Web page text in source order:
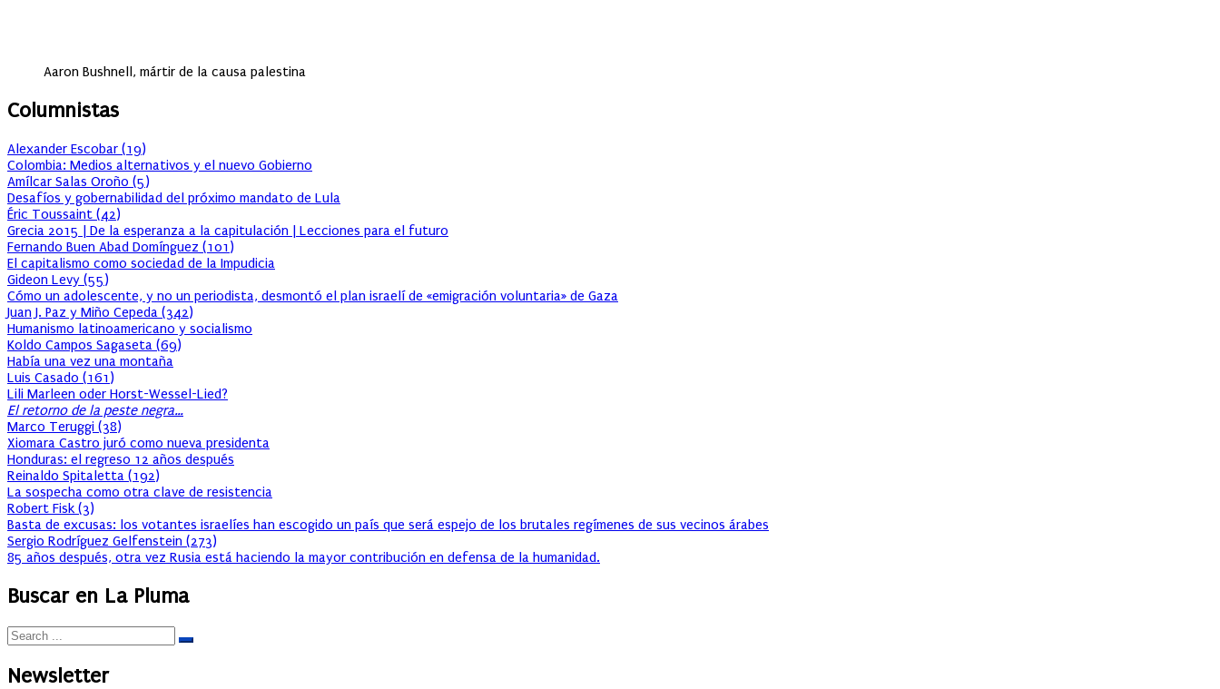
Aaron Bushnell, mártir de la causa palestina
Columnistas
Alexander Escobar (19)
Colombia: Medios alternativos y el nuevo Gobierno
Amílcar Salas Oroño (5)
Desafíos y gobernabilidad del próximo mandato de Lula
Éric Toussaint (42)
Grecia 2015 | De la esperanza a la capitulación | Lecciones para el futuro
Fernando Buen Abad Domínguez (101)
El capitalismo como sociedad de la Impudicia
Gideon Levy (55)
Cómo un adolescente, y no un periodista, desmontó el plan israelí de «emigración voluntaria» de Gaza
Juan J. Paz y Miño Cepeda (342)
Humanismo latinoamericano y socialismo
Koldo Campos Sagaseta (69)
Había una vez una montaña
Luis Casado (161)
Lili Marleen oder Horst-Wessel-Lied?
El retorno de la peste negra…
Marco Teruggi (38)
Xiomara Castro juró como nueva presidenta
Honduras: el regreso 12 años después
Reinaldo Spitaletta (192)
La sospecha como otra clave de resistencia
Robert Fisk (3)
Basta de excusas: los votantes israelíes han escogido un país que será espejo de los brutales regímenes de sus vecinos árabes
Sergio Rodríguez Gelfenstein (273)
85 años después, otra vez Rusia está haciendo la mayor contribución en defensa de la humanidad.
Buscar en La Pluma
Newsletter